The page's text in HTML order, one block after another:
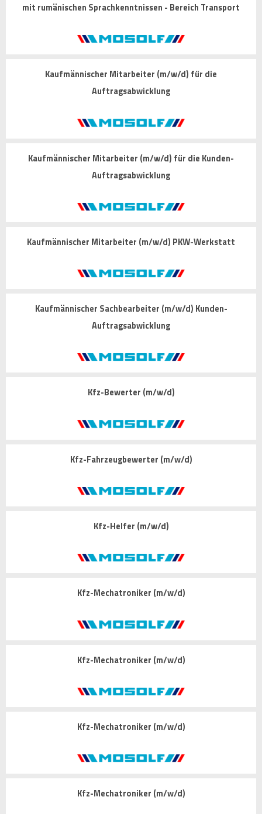
mit rumänischen Sprachkenntnissen - Bereich Transport
Kaufmännischer Mitarbeiter (m/w/d) für die
Auftragsabwicklung
Kaufmännischer Mitarbeiter (m/w/d) für die Kunden-
Auftragsabwicklung
Kaufmännischer Mitarbeiter (m/w/d) PKW-Werkstatt
Kaufmännischer Sachbearbeiter (m/w/d) Kunden-
Auftragsabwicklung
Kfz-Bewerter (m/w/d)
Kfz-Fahrzeugbewerter (m/w/d)
Kfz-Helfer (m/w/d)
Kfz-Mechatroniker (m/w/d)
Kfz-Mechatroniker (m/w/d)
Kfz-Mechatroniker (m/w/d)
Kfz-Mechatroniker (m/w/d)